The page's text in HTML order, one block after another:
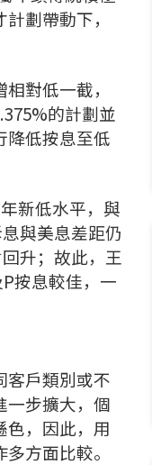
劃帶動下，
對低一截，
的計劃並
降低按息至低
新低水平，與
與美息差距仍
升；故此，王
按息較佳，一
客戶類別或不
一步擴大，個
色，因此，用
方面比較。